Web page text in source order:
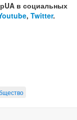
в социальных
, Twitter.